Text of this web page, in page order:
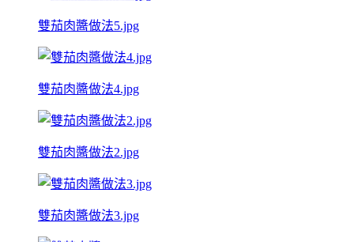
雙茄肉醬做法5.jpg
雙茄肉醬做法4.jpg
雙茄肉醬做法2.jpg
雙茄肉醬做法3.jpg